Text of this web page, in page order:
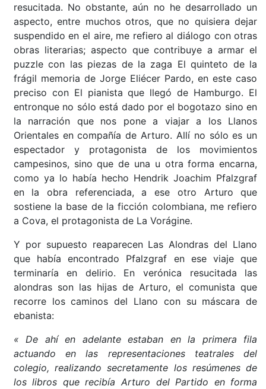
resucitada. No obstante, aún no he desarrollado un
aspecto, entre muchos otros, que no quisiera dejar
suspendido en el aire, me refiero al diálogo con otras
obras literarias; aspecto que contribuye a armar el
puzzle con las piezas de la zaga El quinteto de la
frágil memoria de Jorge Eliécer Pardo, en este caso
preciso con El pianista que llegó de Hamburgo. El
entronque no sólo está dado por el bogotazo sino en
la narración que nos pone a viajar a los Llanos
Orientales en compañía de Arturo. Allí no sólo es un
espectador y protagonista de los movimientos
campesinos, sino que de una u otra forma encarna,
como ya lo había hecho Hendrik Joachim Pfalzgraf
en la obra referenciada, a ese otro Arturo que
sostiene la base de la ficción colombiana, me refiero
a Cova, el protagonista de La Vorágine.
Y por supuesto reaparecen Las Alondras del Llano
que había encontrado Pfalzgraf en ese viaje que
terminaría en delirio. En verónica resucitada las
alondras son las hijas de Arturo, el comunista que
recorre los caminos del Llano con su máscara de
ebanista:
« De ahí en adelante estaban en la primera fila
actuando en las representaciones teatrales del
colegio, realizando secretamente los resúmenes de
los libros que recibía Arturo del Partido en forma